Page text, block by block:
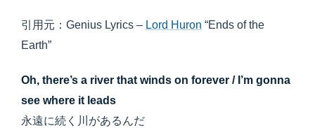
引用元：Genius Lyrics – Lord Huron “Ends of the
Earth”
Oh, there’s a river that winds on forever / I’m gonna
see where it leads
永遠に続く川があるんだ